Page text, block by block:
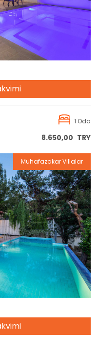
1 Oda
8.650,00 TRY
Muhafazakar Villalar